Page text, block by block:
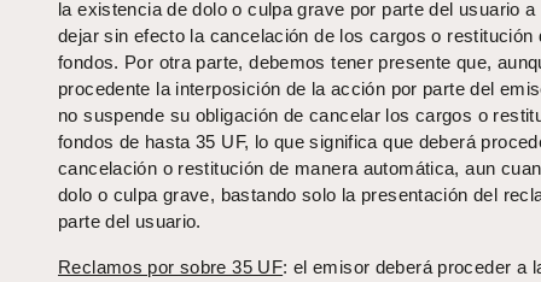
la existencia de dolo o culpa grave por parte del usuario a
dejar sin efecto la cancelación de los cargos o restitución
fondos. Por otra parte, debemos tener presente que,
procedente la interposición de la acción por parte del
no suspende su obligación de cancelar los cargos o
fondos de hasta 35 UF, lo que significa que deberá
cancelación o restitución de manera automática, aun
dolo o culpa grave, bastando solo la presentación del
parte del usuario.
Reclamos por sobre 35 UF: el emisor deberá proceder a